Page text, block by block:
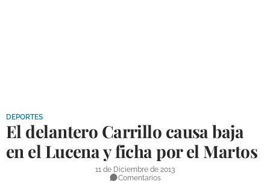
DEPORTES
DEPORTES
El delantero Carrillo causa baja
en el Lucena y ficha por el Martos
11 de Diciembre de 2013
Comentarios